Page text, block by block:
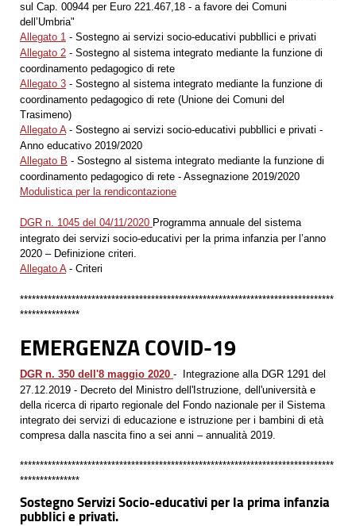
sul Cap. 00944 per Euro 221.467,18 - a favore dei Comuni
dell’Umbria"
Allegato 1 - Sostegno ai servizi socio-educativi pubbllici e privati
Allegato 2 - Sostegno al sistema integrato mediante la funzione di
coordinamento pedagogico di rete
Allegato 3 - Sostegno al sistema integrato mediante la funzione di
coordinamento pedagogico di rete (Unione dei Comuni del
Trasimeno)
Allegato A- Sostegno ai servizi socio-educativi pubbllici e privati -
Anno educativo 2019/2020
Allegato B - Sostegno al sistema integrato mediante la funzione di
coordinamento pedagogico di rete - Assegnazione 2019/2020
Modulistica per la rendicontazione
DGR n. 1045 del 04/11/2020 Programma annuale del sistema
integrato dei servizi socio-educativi per la prima infanzia per l’anno
2020 – Definizione criteri.
Allegato A- Criteri
*******************************************************************************
***************
EMERGENZA COVID-19
DGR n. 350 dell'8 maggio 2020 - Integrazione alla DGR 1291 del
27.12.2019 - Decreto del Ministro dell'Istruzione, dell'università e
della ricerca di riparto regionale del Fondo nazionale per il Sistema
integrato dei servizi di educazione e istruzione per i bambini di età
compresa dalla nascita fino a sei anni – annualità 2019.
*******************************************************************************
***************
Sostegno Servizi Socio-educativi per la prima infanzia
pubblici e privati.